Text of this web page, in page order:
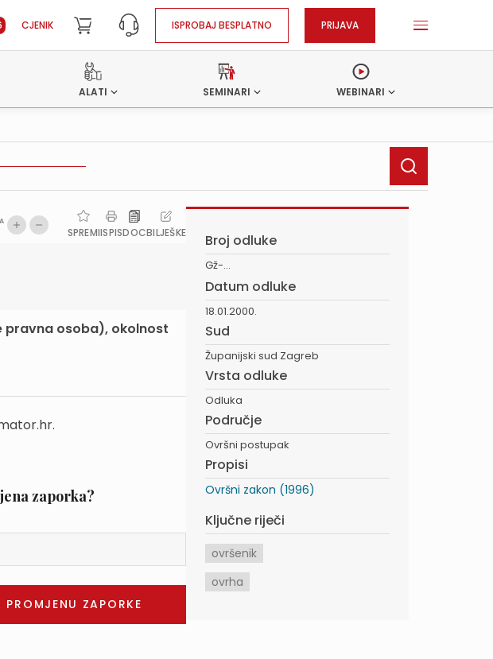
CJENIK ISPROBAJ BESPLATNO PRIJAVA
ALATI SEMINARI WEBINARI
A
SPREMIISPISDOCBILJEŠKE
pravna osoba), okolnost
zaporka?
Broj odluke
Gž-...
Datum odluke
18.01.2000.
Sud
Županijski sud Zagreb
Vrsta odluke
Odluka
Područje
Ovršni postupak
Propisi
Ovršni zakon (1996)
Ključne riječi
ovršenik
ovrha